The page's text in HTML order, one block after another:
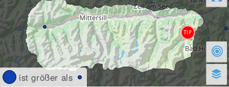
ist größer als